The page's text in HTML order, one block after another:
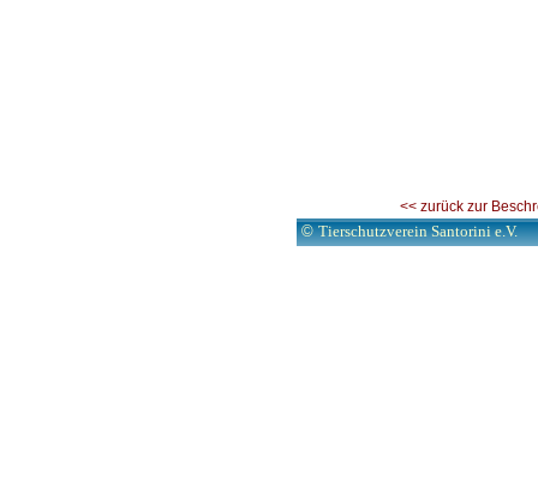
<< zurück zur
©Tierschutzverein Santorini e.V.